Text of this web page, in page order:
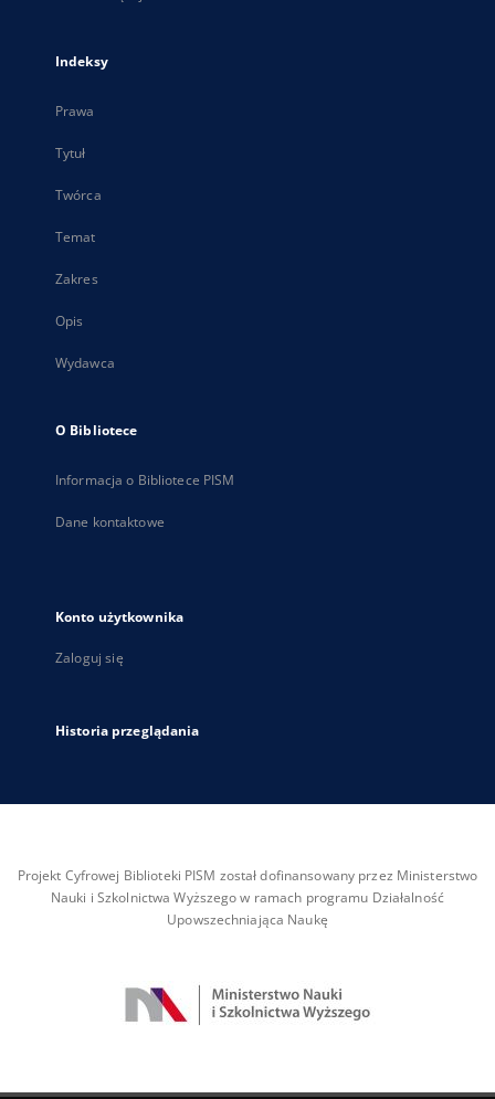
Indeksy
Prawa
Tytuł
Twórca
Temat
Zakres
Opis
Wydawca
O Bibliotece
Informacja o Bibliotece PISM
Dane kontaktowe
Konto użytkownika
Zaloguj się
Historia przeglądania
Projekt Cyfrowej Biblioteki PISM został dofinansowany przez Ministerstwo
Nauki i Szkolnictwa Wyższego w ramach programu Działalność
Upowszechniająca Naukę